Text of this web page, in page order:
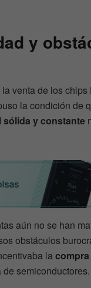
y
venta de los
la condición de
y constante
aún no se han
obstáculos
la
semiconductores.